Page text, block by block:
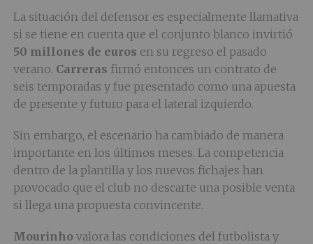
La situación del defensor es especialmente llamativa
si se tiene en cuenta que el conjunto blanco invirtió
50 millones de euros en su regreso el pasado
verano. Carreras firmó entonces un contrato de
seis temporadas y fue presentado como una apuesta
de presente y futuro para el lateral izquierdo.
Sin embargo, el escenario ha cambiado de manera
importante en los últimos meses. La competencia
dentro de la plantilla y los nuevos fichajes han
provocado que el club no descarte una posible venta
si llega una propuesta convincente.
Mourinhovalora las condiciones del futbolista y